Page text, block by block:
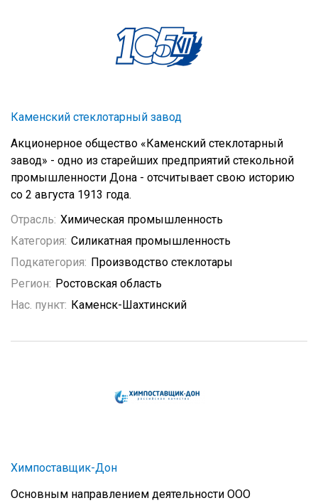
Каменский стеклотарный завод
Акционерное общество «Каменский стеклотарный
завод» - одно из старейших предприятий стекольной
промышленности Дона - отсчитывает свою историю
со 2 августа 1913 года.
Отрасль: Химическая промышленность
Категория: Силикатная промышленность
Подкатегория: Производство стеклотары
Регион: Ростовская область
Нас. пункт: Каменск-Шахтинский
Химпоставщик-Дон
Основным направлением деятельности ООО